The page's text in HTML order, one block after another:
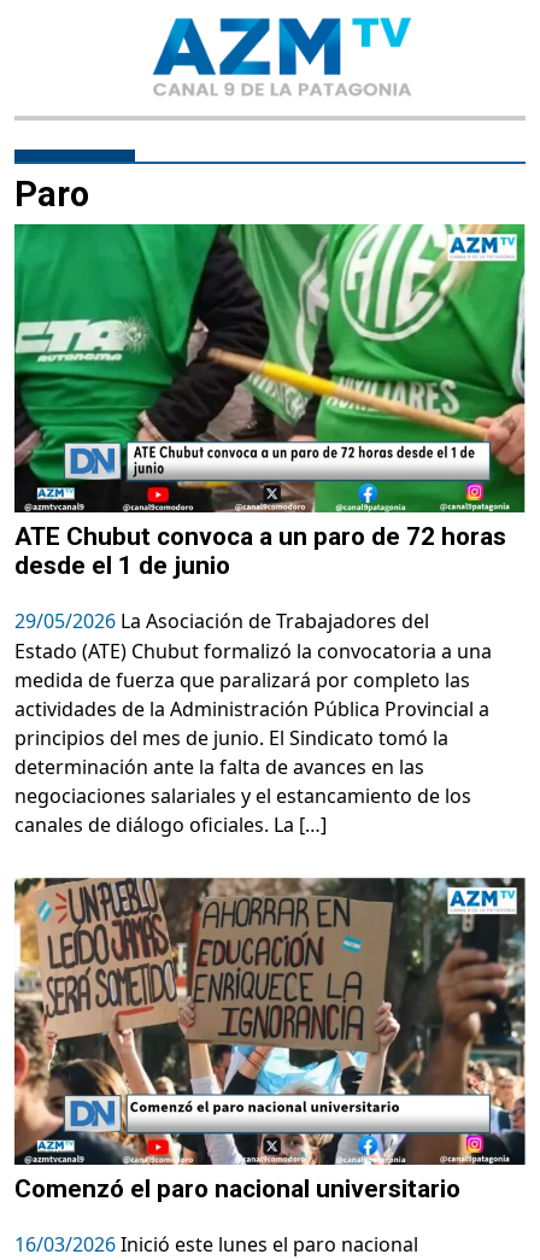
Paro
ATE Chubut convoca a un paro de 72 horas
desde el 1 de junio
29/05/2026 La Asociación de Trabajadores del
Estado (ATE) Chubut formalizó la convocatoria a una
medida de fuerza que paralizará por completo las
actividades de la Administración Pública Provincial a
principios del mes de junio. El Sindicato tomó la
determinación ante la falta de avances en las
negociaciones salariales y el estancamiento de los
canales de diálogo oficiales. La […]
Comenzó el paro nacional universitario
16/03/2026Inició este lunes el paro nacional